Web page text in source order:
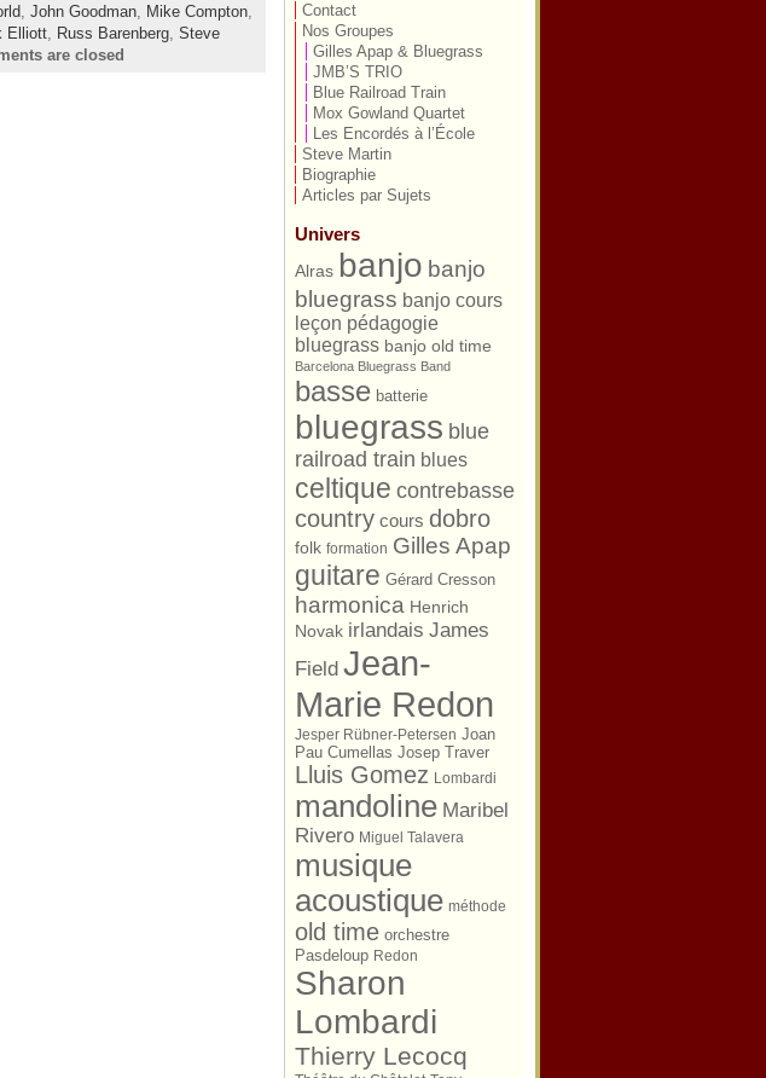
John Goodman Mike Compton
Elliott Russ Barenberg Steve
are closed
Contact
Nos Groupes
Gilles Apap & Bluegrass
JMB’S TRIO
Blue Railroad Train
Mox Gowland Quartet
Les Encordés à l’École
Steve Martin
Biographie
Articles par Sujets
Univers
Alras banjo banjo
bluegrass banjo cours
leçon pédagogie
bluegrass banjo old time
Barcelona Bluegrass Band
basse batterie
bluegrass blue
railroad train blues
celtique contrebasse
country cours dobro
folk formation Gilles Apap
guitare Gérard Cresson
harmonica Henrich
Novak irlandais James
Field Jean-
Marie Redon
Jesper Rübner-Petersen Joan
Pau Cumellas Josep Traver
Lluis Gomez Lombardi
mandoline Maribel
Rivero Miguel Talavera
musique
acoustique méthode
old time orchestre
Pasdeloup Redon
Sharon
Lombardi
Thierry Lecocq